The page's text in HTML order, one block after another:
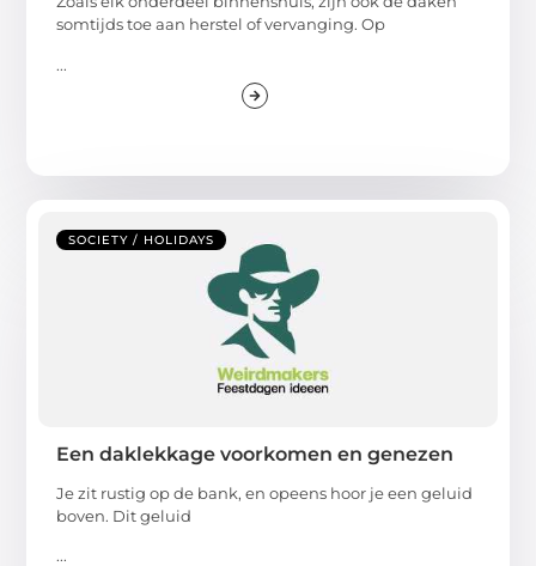
somtijds toe aan herstel of vervanging. Op
...
SOCIETY / HOLIDAYS
Een daklekkage voorkomen en genezen
Je zit rustig op de bank, en opeens hoor je een geluid
boven. Dit geluid
...